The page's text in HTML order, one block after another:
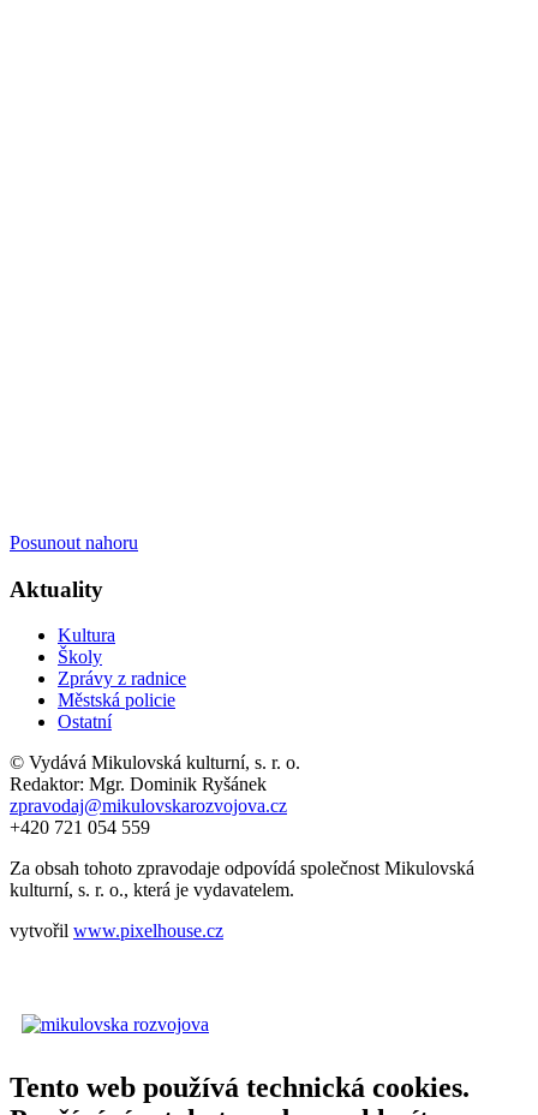
Posunout nahoru
Aktuality
Kultura
Školy
Zprávy z radnice
Městská policie
Ostatní
© Vydává Mikulovská kulturní, s. r. o.
Redaktor: Mgr. Dominik Ryšánek
zpravodaj@mikulovskarozvojova.cz
+420 721 054 559
Za obsah tohoto zpravodaje odpovídá společnost Mikulovská
kulturní, s. r. o., která je vydavatelem.
vytvořil www.pixelhouse.cz
Tento web používá technická cookies.